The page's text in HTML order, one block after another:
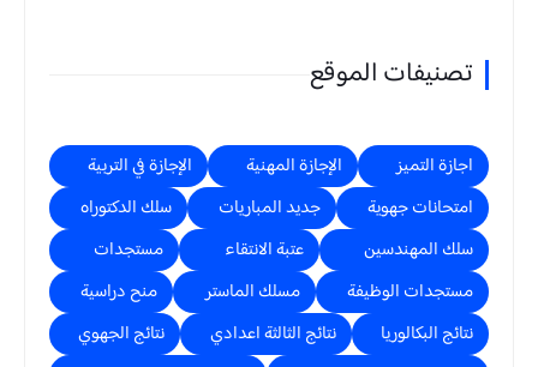
تصنيفات الموقع
اجازة التميز الإجازة المهنية
الإجازة في التربية
امتحانات جهوية
جديد المباريات
سلك الدكتوراه
سلك المهندسين
عتبة الانتقاء
مستجدات
مستجدات الوظيفة
مسلك الماستر
منح دراسية
نتائج البكالوريا
نتائج الثالثة اعدادي
نتائج الجهوي